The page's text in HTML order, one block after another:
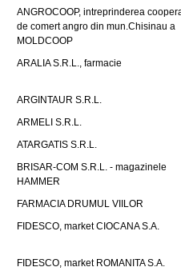
ANGROCOOP, intreprinderea
de comert angro din mun.Chisinau a
MOLDCOOP
ARALIA S.R.L., farmacie
ARGINTAUR S.R.L.
ARMELI S.R.L.
ATARGATIS S.R.L.
BRISAR-COM S.R.L. - magazinele
HAMMER
FARMACIA DRUMUL VIILOR
FIDESCO, market CIOCANA S.A.
FIDESCO, market ROMANITA S.A.